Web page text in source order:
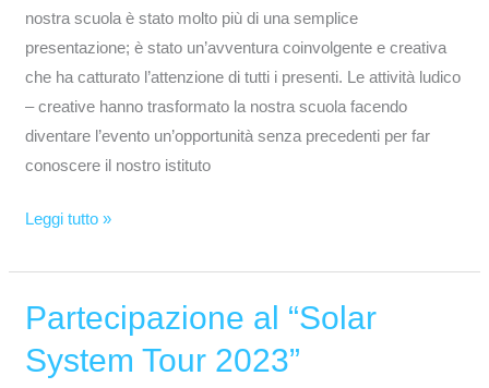
nostra scuola è stato molto più di una semplice
presentazione; è stato un’avventura coinvolgente e creativa
che ha catturato l’attenzione di tutti i presenti. Le attività ludico
– creative hanno trasformato la nostra scuola facendo
diventare l’evento un’opportunità senza precedenti per far
conoscere il nostro istituto
Leggi tutto »
Partecipazione al “Solar
System Tour 2023”
Partecipazione
“Solar